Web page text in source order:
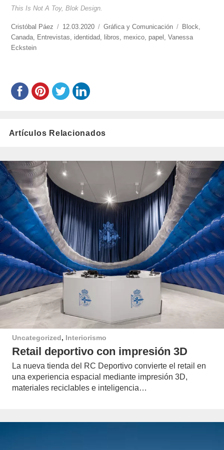
This Is Not A Toy, Blok Design.
https://www.experimenta.es/author/cristobal-
paez/
Cristóbal Páez
Publicado
el
12.03.2020 Categorías
Gráfica y Comunicación Etiquetas
Block,
Canada, Entrevistas, identidad, libros, mexico, papel ,Vanessa
Eckstein
Artículos Relacionados
Uncategorized, Interiorismo
Retail deportivo con impresión 3D
La nueva tienda del RC Deportivo convierte el retail en
una experiencia espacial mediante impresión 3D,
materiales reciclables e inteligencia…